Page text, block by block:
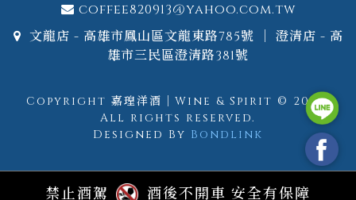
coffee820913@yahoo.com.tw
文龍店 - 高雄市鳳山區文龍東路785號 ｜ 澄清店 - 高
雄市三民區澄清路381號
Copyright 嘉瑝洋酒｜Wine & Spirit © 2026.
All rights reserved.
Designed By Bondlink
禁止酒駕 酒後不開車 安全有保障